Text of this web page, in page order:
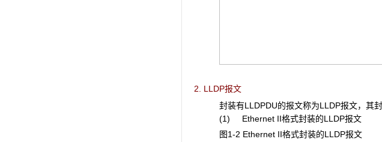
2. LLDP报文
封装有LLDPDU的报文称为LLDP报文，其
(1) Ethernet II格式封装的LLDP报文
图1-2 Ethernet II格式封装的LLDP报文